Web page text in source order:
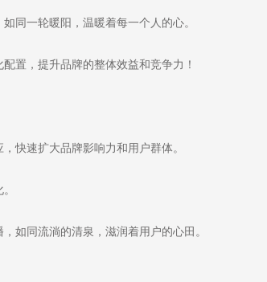
同一轮暖阳，温暖着每一个人的心。
置，提升品牌的整体效益和竞争力！
快速扩大品牌影响力和用户群体。
如同流淌的清泉，滋润着用户的心田。